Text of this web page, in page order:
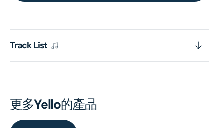
Track List
更多Yello的產品